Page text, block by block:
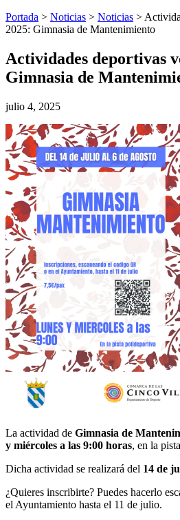
Portada > Noticias > Noticias >
2025: Gimnasia de Mantenimiento
Actividades deportivas
Gimnasia de
julio 4, 2025
La actividad de Gimnasia de
y miércoles a las 9:00 horas, en la
Dicha actividad se realizará del 14 de
¿Quieres inscribirte? Puedes hacerlo
el Ayuntamiento hasta el 11 de julio.